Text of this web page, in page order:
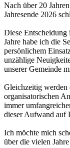
Nach über 20
Jahresende 2026
Diese Entscheidung
Jahre habe ich die
persönlichem
unzählige
unserer Gemeinde
Gleichzeitig werden
organisatorischen
immer
dieser Aufwand auf
Ich möchte mich
über die vielen